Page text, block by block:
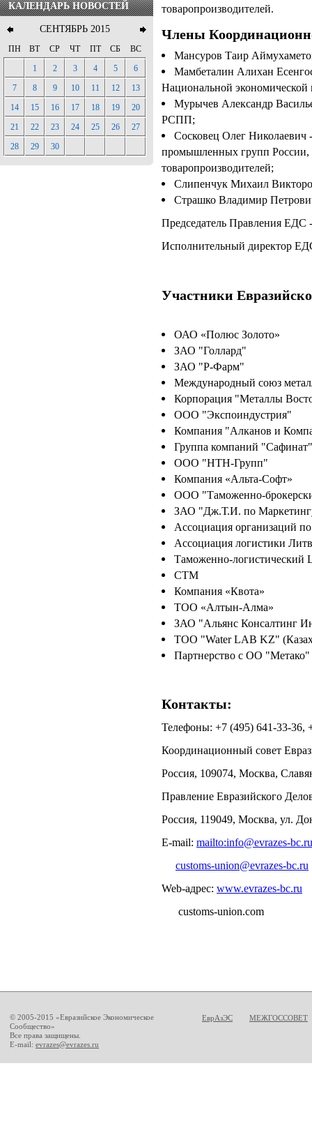
КАЛЕНДАРЬ НОВОСТЕЙ
СЕНТЯБРЬ 2015
ПН ВТ СР ЧТ ПТ СБ
ВС
1
2 3 4 5
6
7
8 9 10 11 12
13
14
15 16 17 18 19
20
21
22 23 24 25 26
27
28
29 30
товаропроизводителей.
Члены
Мансуров Таир
Мамбеталин Алихан
Национальной
Мурычев Александр
РСПП;
Сосковец Олег Николаевич
промышленных групп России,
товаропроизводителей;
Слипенчук Михаил
Страшко Владимир
Председатель Правления
Исполнительный директор
Участники
ОАО «Полюс Золото»
ЗАО "Голлард"
ЗАО "Р-Фарм"
Международный союз
Корпорация "Металлы
ООО "Экспоиндустрия"
Компания "Алканов и
Группа компаний "Сафинат"
ООО "НТН-Групп"
Компания «Альта-Софт»
ООО "Таможенно-
ЗАО "Дж.Т.И. по
Ассоциация организаций
Ассоциация логистики
Таможенно-логистический
СТМ
Компания «Квота»
ТОО «Алтын-Алма»
ЗАО "Альянс Консалтинг
ТОО "Water LAB KZ"
Партнерство с ОО "Метако"
Контакты:
Телефоны: +7 (495) 641-33-36,
Координационный совет
Россия, 109074, Москва,
Правление Евразийского
Россия, 119049, Москва, ул.
E-mail: mailto:info@evrazes-bc.ru
customs-union@evrazes-bc.ru
Web-адрес: www.evrazes-bc.ru
customs-union.com
© 2005-2015 «Евразийское Экономическое
Сообщество»
Все права защищены.
E-mail: evrazes@evrazes.ru
ЕврАзЭС МЕЖГОССОВЕТ